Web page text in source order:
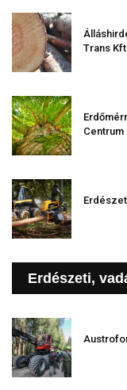
Trans
Centrum
Erdészeti,